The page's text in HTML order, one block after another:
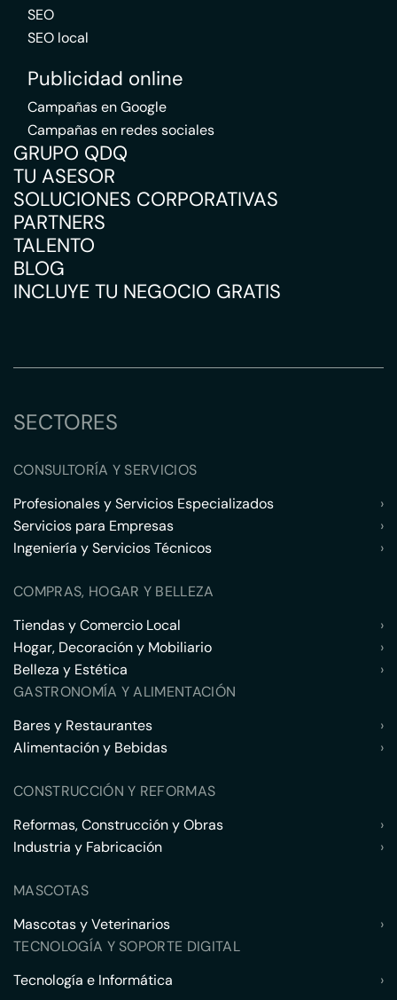
SEO
SEO local
Publicidad online
Campañas en Google
Campañas en redes sociales
GRUPO QDQ
TU ASESOR
SOLUCIONES CORPORATIVAS
PARTNERS
TALENTO
BLOG
INCLUYE TU NEGOCIO GRATIS
SECTORES
CONSULTORÍA Y SERVICIOS
Profesionales y Servicios Especializados
›
Servicios para Empresas
›
Ingeniería y Servicios Técnicos
›
COMPRAS, HOGAR Y BELLEZA
Tiendas y Comercio Local
›
Hogar, Decoración y Mobiliario
›
Belleza y Estética
›
GASTRONOMÍA Y ALIMENTACIÓN
Bares y Restaurantes
›
Alimentación y Bebidas
›
CONSTRUCCIÓN Y REFORMAS
Reformas, Construcción y Obras
›
Industria y Fabricación
›
MASCOTAS
Mascotas y Veterinarios
›
TECNOLOGÍA Y SOPORTE DIGITAL
Tecnología e Informática
›